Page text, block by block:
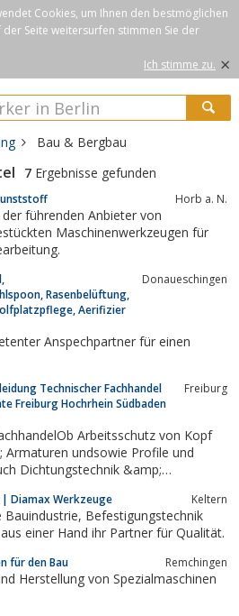
Cookies, um Ihnen den bestmöglichen
der Seite weitersurfen stimmen Sie der
Ich stimme zu. ×
Bau & Bergbau
7 Ergebnisse gefunden
Horb a. N.
führenden Anbieter von
Maschinenwerkzeugen für
Rasenbelüftung,
Aerifizier
Donaueschingen
Anspechpartner für einen
Technischer Fachhandel
Freiburg Hochrhein Südbaden
Freiburg
Arbeitsschutz von Kopf
Dichtungstechnik &amp;
wir, Ihr kompetenter und...
Diamax Werkzeuge Keltern
einer Hand ihr Partner für Qualität.
für den Bau Remchingen
Herstellung von Spezialmaschinen